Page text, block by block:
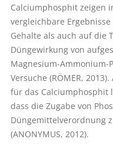
Calciumphosphit zeigen
vergleichbare
Gehalte als auch auf die
Düngewirkung von
Magnesium-Ammonium-
Versuche (RÖMER,
für das Calciumphosphit
dass die Zugabe von
Düngemittelverordnung
(ANONYMUS, 2012).